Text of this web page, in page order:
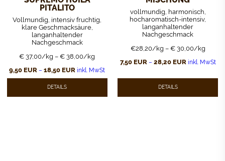
PITALITO
Vollmundig, intensiv fruchtig,
klare Geschmacksäure,
langanhaltender
Nachgeschmack
€ 37,00/kg – € 38,00/kg
9,50EUR –18,50EUR inkl. MwSt
DETAILS
Dieses
Produkt
vollmundig, harmonisch,
hocharomatisch-intensiv,
langanhaltender
Nachgeschmack
€28,20/kg – € 30,00/kg
7,50 EUR– 28,20 EUR inkl. MwSt
DETAILS
Produkt
weist
Varianten